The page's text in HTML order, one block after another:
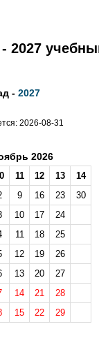
2027
- 2027
2026-08-31
2026
11 12 13
14
9 16 23
30
10 17
24
11 18
25
12 19
26
13 20
27
14 21
28
15 22 29